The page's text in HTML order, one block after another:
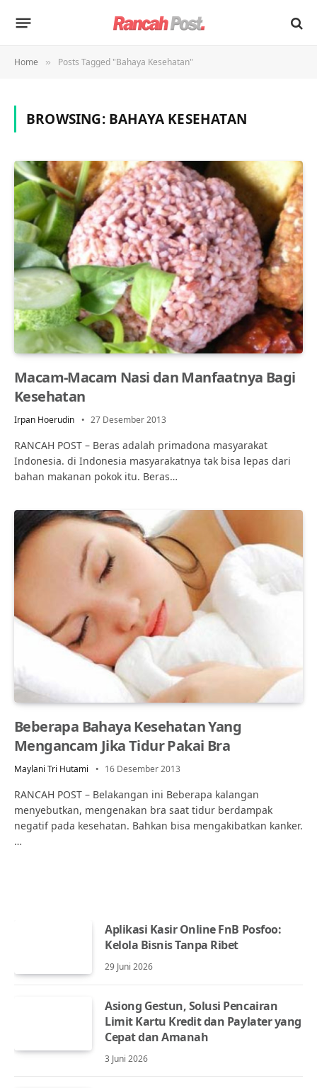
Home » Posts Tagged "Bahaya Kesehatan"
BROWSING: BAHAYA KESEHATAN
Macam-Macam Nasi dan Manfaatnya Bagi
Kesehatan
Irpan Hoerudin 27 Desember 2013
RANCAH POST – Beras adalah primadona masyarakat
Indonesia. di Indonesia masyarakatnya tak bisa lepas dari
bahan makanan pokok itu. Beras…
Beberapa Bahaya Kesehatan Yang
Mengancam Jika Tidur Pakai Bra
Maylani Tri Hutami 16 Desember 2013
RANCAH POST – Belakangan ini Beberapa kalangan
menyebutkan, mengenakan bra saat tidur berdampak
negatif pada kesehatan. Bahkan bisa mengakibatkan kanker.
…
Aplikasi Kasir Online FnB Posfoo:
Kelola Bisnis Tanpa Ribet
29 Juni 2026
Asiong Gestun, Solusi Pencairan
Limit Kartu Kredit dan Paylater yang
Cepat dan Amanah
3 Juni 2026